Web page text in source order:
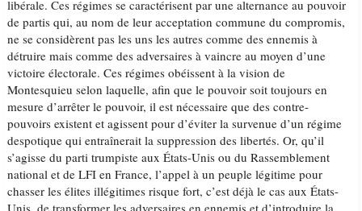
libérale. Ces régimes se caractérisent par une alternance au pouvoir
de partis qui, au nom de leur acceptation commune du compromis,
ne se considèrent pas les uns les autres comme des ennemis à
détruire mais comme des adversaires à vaincre au moyen d’une
victoire électorale. Ces régimes obéissent à la vision de
Montesquieu selon laquelle, afin que le pouvoir soit toujours en
mesure d’arrêter le pouvoir, il est nécessaire que des contre-
pouvoirs existent et agissent pour d’éviter la survenue d’un régime
despotique qui entraînerait la suppression des libertés. Or, qu’il
s’agisse du parti trumpiste aux États-Unis ou du Rassemblement
national et de LFI en France, l’appel à un peuple légitime pour
chasser les élites illégitimes risque fort, c’est déjà le cas aux États-
Unis, de transformer les adversaires en ennemis et d’introduire la